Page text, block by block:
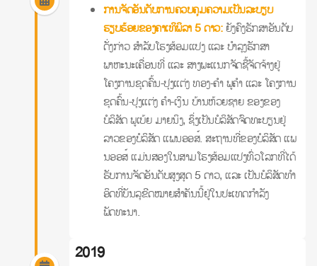
ການຈັດອັນດັບການຄວບຄຸມຄວາມເປັນລະບຽບ
ຮຽບຮ້ອຍຂອງຄາເທິພິລາ 5 ດາວ:ຍັງຄົງຮັກສາອັນດັບ
ດັ່ງກ່າວ ສໍາລັບໂຮງສ້ອມແປງ ແລະ ບໍາລຸງຮັກສາ
ພາຫະນະເຄື່ອນທີ່ ແລະ ສາງພະແນກຈັດຊື້ຈັດຈ້າງຢູ່
ໂຄງການຂຸດຄົ້ນ-ປຸງແຕ່ງ ທອງ-ຄໍາ ພູຄໍາ ແລະ ໂຄງການ
ຂຸດຄົ້ນ-ປຸງແຕ່ງ ຄໍາ-ເງິນ ບ້ານຫ້ວຍຊາຍ ຂອງຂອງ
ບໍລິສັດ ພູເບ້ຍ ມາຍນິງ, ຊຶ່ງເປັນບໍລິສັດຈົດທະບຽນຢູ່
ລາວຂອງບໍລິສັດ ແພນອອສ໌. ສະຖານທີ່ຂອງບໍລິສັດ ແພ
ນອອສ໌ ແມ່ນສອງໃນສາມໂຮງສ້ອມແປງທົ່ວໂລກທີ່ໄດ້
ຮັບການຈັດອັນດັບສູງສຸດ 5 ດາວ, ແລະ ເປັນບໍລິສັດທໍາ
ອິດທີ່ບັນລຸຂີດໝາຍສໍາຄັນນີ້ຢູ່ໃນປະເທດກໍາລັງ
ພັດທະນາ.
2019